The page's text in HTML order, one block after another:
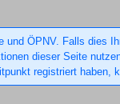
ÖPNV. Falls dies
dieser Seite
registriert haben,